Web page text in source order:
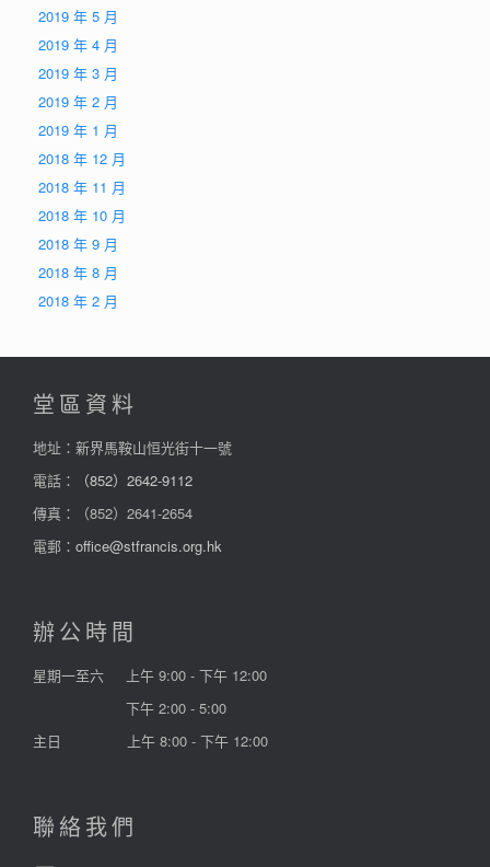
2019 年 5 月
2019 年 4 月
2019 年 3 月
2019 年 2 月
2019 年 1 月
2018 年 12 月
2018 年 11 月
2018 年 10 月
2018 年 9 月
2018 年 8 月
2018 年 2 月
堂區資料
地址：新界馬鞍山恒光街十一號
電話：
（852）2642-9112
傳真：（852）2641-2654
電郵： office@stfrancis.org.hk
辦公時間
星期一至六
上午 9:00 - 下午 12:00
下午 2:00 - 5:00
主日
上午 8:00 - 下午 12:00
聯絡我們